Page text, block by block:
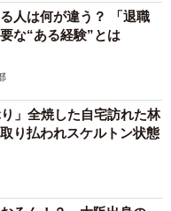
人は何が違う？ 「退職
な“ある経験”とは
り」全焼した自宅訪れた林
り払われスケルトン状態